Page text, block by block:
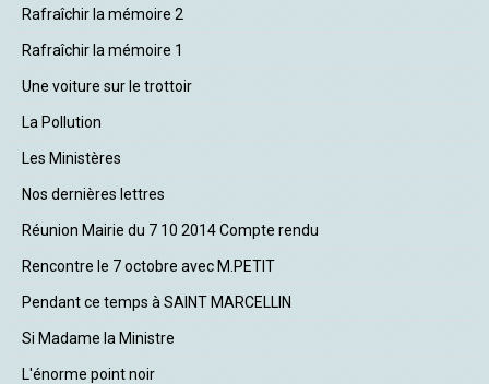
Rafraîchir la mémoire 2
Rafraîchir la mémoire 1
Une voiture sur le trottoir
La Pollution
Les Ministères
Nos dernières lettres
Réunion Mairie du 7 10 2014 Compte rendu
Rencontre le 7 octobre avec M.PETIT
Pendant ce temps à SAINT MARCELLIN
Si Madame la Ministre
L'énorme point noir